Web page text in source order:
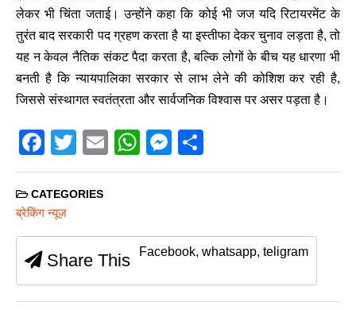
लेकर भी चिंता जताई। उन्होंने कहा कि कोई भी जज यदि रिटायरमेंट के
तुरंत बाद सरकारी पद ग्रहण करता है या इस्तीफा देकर चुनाव लड़ता है, तो
यह न केवल नैतिक संकट पैदा करता है, बल्कि लोगों के बीच यह धारणा भी
बनती है कि न्यायपालिका सरकार से लाभ लेने की कोशिश कर रही है,
जिससे संस्थागत स्वतंत्रता और सार्वजनिक विश्वास पर असर पड़ता है।
F
a
c
e
b
o
o
T
wi
tt
E
m
W
h
A
p
M
e
n
er
h
CATEGORIES
ब्रेकिंग न्यूज़
Share This Facebook, whatsapp, teligram